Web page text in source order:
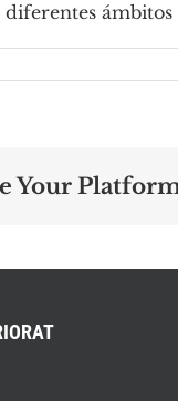
Your